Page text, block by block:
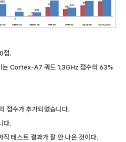
점.
Cortex-A7 쿼드 1.3GHz 점수의 63%
점수가 추가되었습니다.
다.
테스트 결과가 잘 안 나온 것이다.